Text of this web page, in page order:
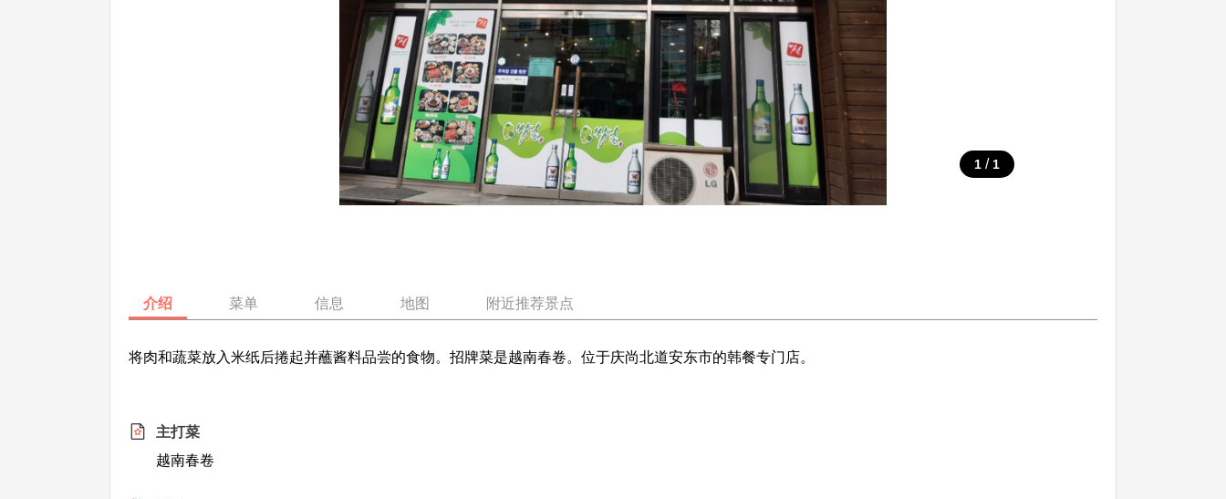
1 / 1
介绍 菜单 信息 地图 附近推荐景点
将肉和蔬菜放入米纸后捲起并蘸酱料品尝的食物。招牌菜是越南春卷。位于庆尚北道安东市的韩餐专门店。
主打菜
越南春卷